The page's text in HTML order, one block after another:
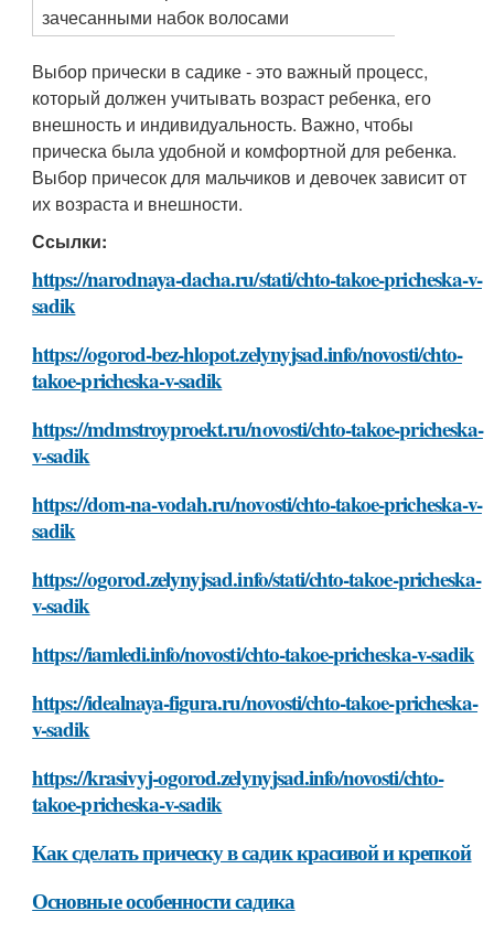
зачесанными набок волосами
Выбор прически в садике - это важный процесс,
который должен учитывать возраст ребенка, его
внешность и индивидуальность. Важно, чтобы
прическа была удобной и комфортной для ребенка.
Выбор причесок для мальчиков и девочек зависит от
их возраста и внешности.
Ссылки:
https://narodnaya-dacha.ru/stati/chto-takoe-pricheska-v-
sadik
https://ogorod-bez-hlopot.zelynyjsad.info/novosti/chto-
takoe-pricheska-v-sadik
https://mdmstroyproekt.ru/novosti/chto-takoe-pricheska-
v-sadik
https://dom-na-vodah.ru/novosti/chto-takoe-pricheska-v-
sadik
https://ogorod.zelynyjsad.info/stati/chto-takoe-pricheska-
v-sadik
https://iamledi.info/novosti/chto-takoe-pricheska-v-sadik
https://idealnaya-figura.ru/novosti/chto-takoe-pricheska-
v-sadik
https://krasivyj-ogorod.zelynyjsad.info/novosti/chto-
takoe-pricheska-v-sadik
Как сделать прическу в садик красивой и крепкой
Основные особенности садика